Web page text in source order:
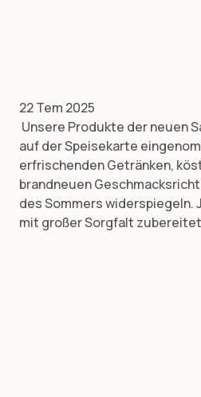
22 Tem 2025
Unsere Produkte der neuen
auf der Speisekarte
erfrischenden Getränken,
brandneuen
des Sommers widerspiegeln.
mit großer Sorgfalt